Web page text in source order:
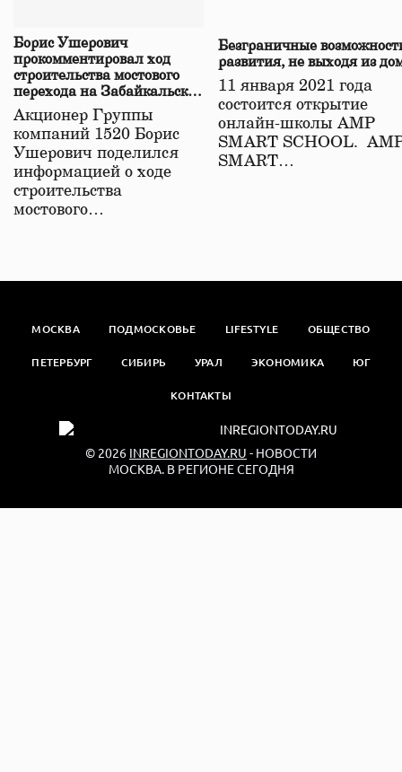
Борис Ушерович
прокомментировал ход
строительства мостового
перехода на Забайкальской
железной дороге
Акционер Группы
компаний 1520 Борис
Ушерович поделился
информацией о ходе
строительства
мостового…
Безграничные
развития, не выходя из
11 января 2021 года
состоится открытие
онлайн-школы АМР
SMART SCHOOL.
SMART…
МОСКВА ПОДМОСКОВЬЕ LIFESTYLE ОБЩЕСТВО
ПЕТЕРБУРГ СИБИРЬ УРАЛ ЭКОНОМИКА ЮГ
КОНТАКТЫ
© 2026 INREGIONTODAY.RU - НОВОСТИ
МОСКВА. В РЕГИОНЕ СЕГОДНЯ